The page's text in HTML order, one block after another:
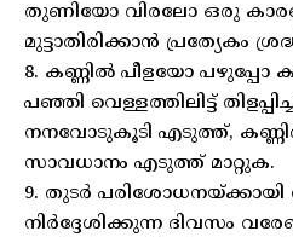
തുണിയോ വിരലോ ഒരു
മുട്ടാതിരിക്കാന്‍ പ്രത്യേകം
8. കണ്ണില്‍ പീളയോ
പഞ്ഞി വെള്ളത്തിലിട്ട്
നനവോടുകൂടി എടുത്ത്,
സാവധാനം എടുത്ത് മാറ്റുക.
9. തുടര്‍
നിര്‍ദ്ദേശിക്കുന്ന ദിവസം